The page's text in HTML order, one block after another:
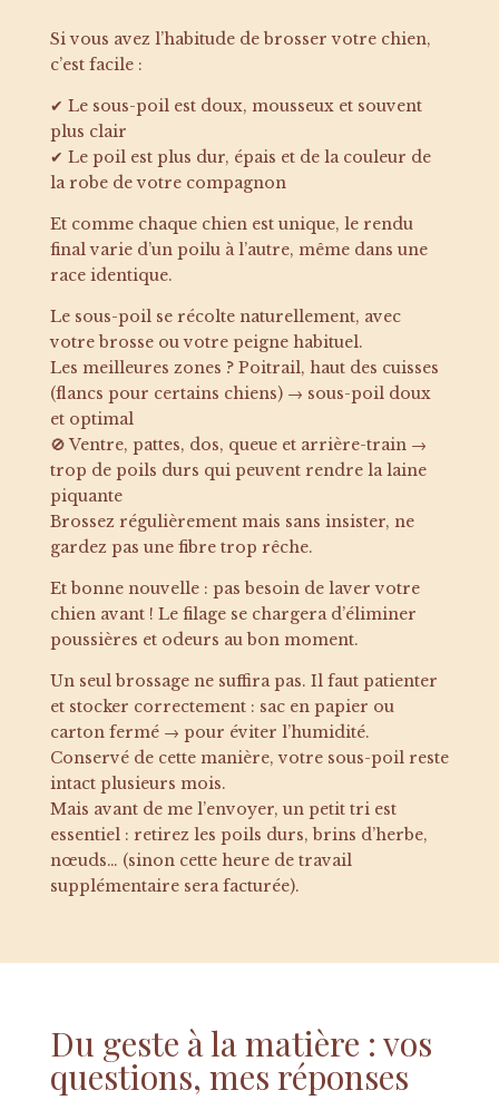
Si vous avez l’habitude de brosser votre chien,
c’est facile :
✔ Le sous-poil est doux, mousseux et souvent
plus clair
✔ Le poil est plus dur, épais et de la couleur de
la robe de votre compagnon
Et comme chaque chien est unique, le rendu
final varie d’un poilu à l’autre, même dans une
race identique.
Le sous-poil se récolte naturellement, avec
votre brosse ou votre peigne habituel.
Les meilleures zones ? Poitrail, haut des cuisses
(flancs pour certains chiens) → sous-poil doux
et optimal
🚫 Ventre, pattes, dos, queue et arrière-train →
trop de poils durs qui peuvent rendre la laine
piquante
Brossez régulièrement mais sans insister, ne
gardez pas une fibre trop rêche.
Et bonne nouvelle : pas besoin de laver votre
chien avant ! Le filage se chargera d’éliminer
poussières et odeurs au bon moment.
Un seul brossage ne suffira pas. Il faut patienter
et stocker correctement : sac en papier ou
carton fermé → pour éviter l’humidité.
Conservé de cette manière, votre sous-poil reste
intact plusieurs mois.
Mais avant de me l’envoyer, un petit tri est
essentiel : retirez les poils durs, brins d’herbe,
nœuds… (sinon cette heure de travail
supplémentaire sera facturée).
Du geste à la matière : vos
questions, mes réponses